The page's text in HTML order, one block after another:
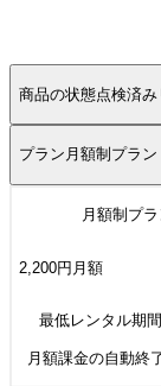
商品の状態点検済
プラン 月額制プラン
月額制プラ
2,200円 月額
最低レンタル期
月額課金の自動終